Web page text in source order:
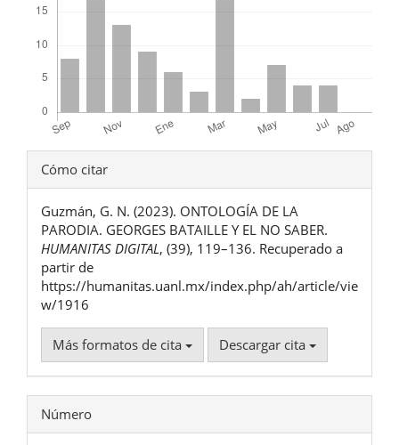
Detalles
del
artículo
Cómo citar
Guzmán, G. N. (2023). ONTOLOGÍA DE LA
PARODIA. GEORGES BATAILLE Y EL NO SABER.
HUMANITAS DIGITAL, (39), 119–136. Recuperado a
partir de
https://humanitas.uanl.mx/index.php/ah/article/vie
w/1916
Más formatos de cita Descargar cita
Número